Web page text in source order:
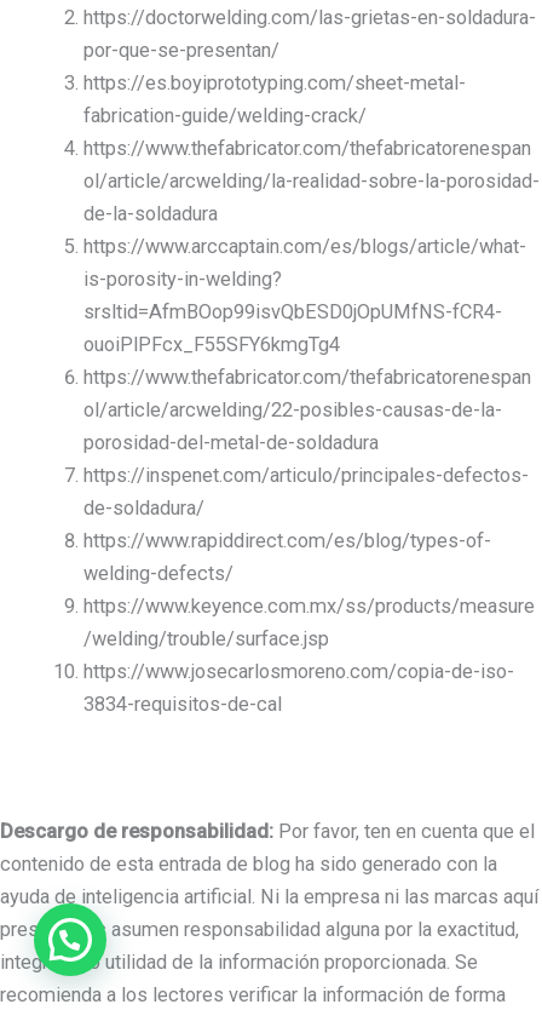
https://doctorwelding.com/las-grietas-en-soldadura-
por-que-se-presentan/
https://es.boyiprototyping.com/sheet-metal-
fabrication-guide/welding-crack/
https://www.thefabricator.com/thefabricatorenespan
ol/article/arcwelding/la-realidad-sobre-la-porosidad-
de-la-soldadura
https://www.arccaptain.com/es/blogs/article/what-
is-porosity-in-welding?
srsltid=AfmBOop99isvQbESD0jOpUMfNS-fCR4-
ouoiPlPFcx_F55SFY6kmgTg4
https://www.thefabricator.com/thefabricatorenespan
ol/article/arcwelding/22-posibles-causas-de-la-
porosidad-del-metal-de-soldadura
https://inspenet.com/articulo/principales-defectos-
de-soldadura/
https://www.rapiddirect.com/es/blog/types-of-
welding-defects/
https://www.keyence.com.mx/ss/products/measure
/welding/trouble/surface.jsp
https://www.josecarlosmoreno.com/copia-de-iso-
3834-requisitos-de-cal
Descargo de responsabilidad: Por favor, ten en cuenta que el
contenido de esta entrada de blog ha sido generado con la
ayuda de inteligencia artificial. Ni la empresa ni las marcas aquí
presentadas asumen responsabilidad alguna por la exactitud,
integridad o utilidad de la información proporcionada. Se
recomienda a los lectores verificar la información de forma